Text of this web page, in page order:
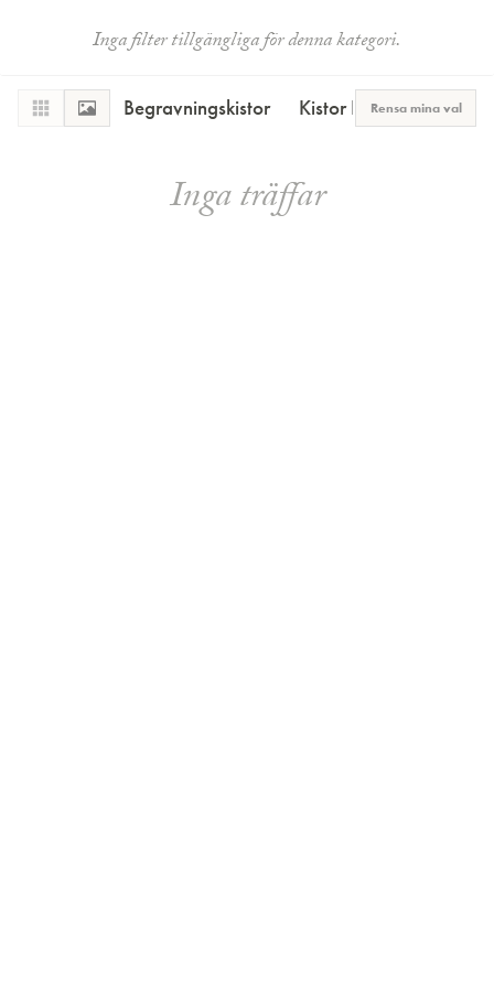
Inga filter tillgängliga för denna kategori.
Begravningskistor Kistor PlusRensa mina val
Inga träffar